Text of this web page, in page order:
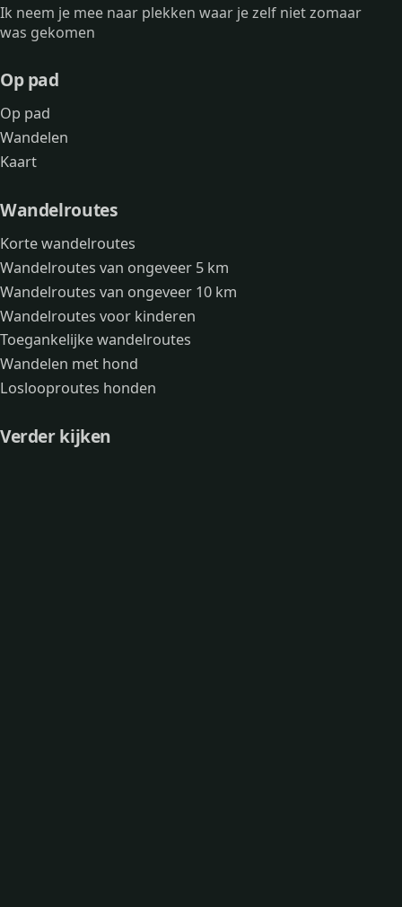
Ik neem je mee naar plekken waar je zelf niet zomaar
was gekomen
Op pad
Op pad
Wandelen
Kaart
Wandelroutes
Korte wandelroutes
Wandelroutes van ongeveer 5 km
Wandelroutes van ongeveer 10 km
Wandelroutes voor kinderen
Toegankelijke wandelroutes
Wandelen met hond
Loslooproutes honden
Verder kijken